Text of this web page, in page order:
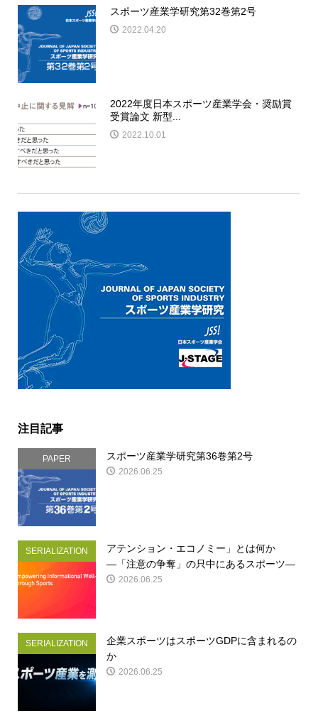
スポーツ産業学研究第32巻第2号
2022.04.20
2022年度日本スポーツ産業学会・奨励賞
受賞論文 新型...
2022.10.01
注目記事
PAPER スポーツ産業学研究第36巻第2号
2026.06.25
SERIALIZATION
アテンション・エコノミー」とは何か
―「注意の争奪」の只中にあるスポーツ―
2026.06.25
SERIALIZATION
企業スポーツはスポーツGDPに含まれるの
か
2026.06.25